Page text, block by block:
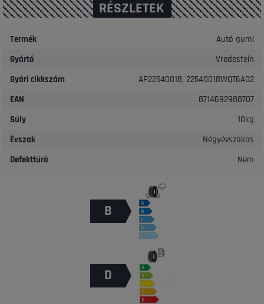
RÉSZLETEK
Termék
Autó gumi
Gyártó
Vredestein
Gyári cikkszám
AP22540018, 22540018WQT6A02
EAN
8714692988707
Súly
10kg
Évszak
Négyévszakos
Defekttűrő
Nem
B
D